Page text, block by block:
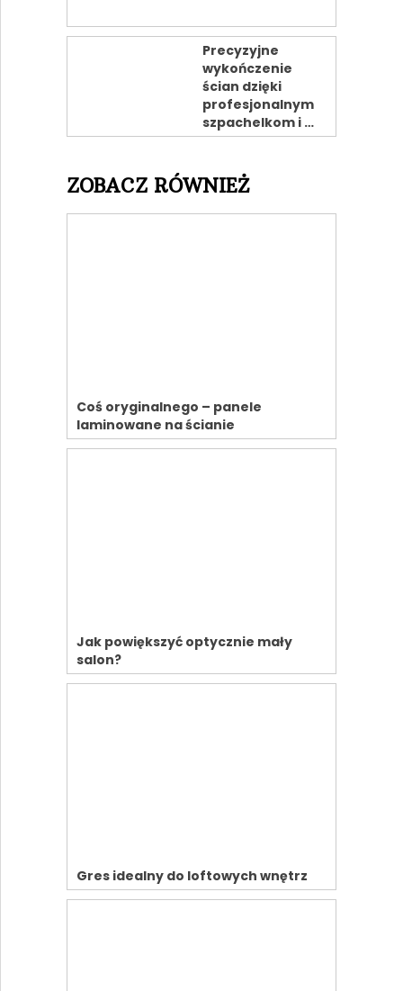
Precyzyjne
wykończenie
ścian dzięki
profesjonalnym
szpachelkom i …
ZOBACZ RÓWNIEŻ
Coś oryginalnego – panele
laminowane na ścianie
Jak powiększyć optycznie mały
salon?
Gres idealny do loftowych wnętrz